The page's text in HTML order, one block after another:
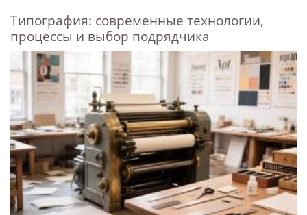
Типография: современные технологии,
процессы и выбор подрядчика